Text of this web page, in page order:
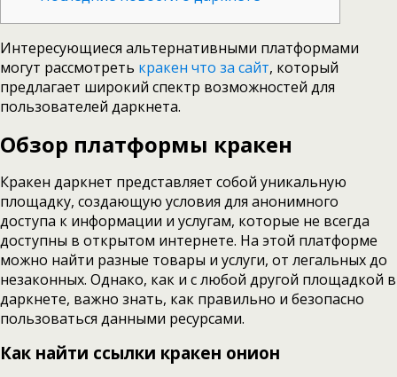
Интересующиеся альтернативными платформами
могут рассмотреть кракен что за сайт, который
предлагает широкий спектр возможностей для
пользователей даркнета.
Обзор платформы кракен
Кракен даркнет представляет собой уникальную
площадку, создающую условия для анонимного
доступа к информации и услугам, которые не всегда
доступны в открытом интернете. На этой платформе
можно найти разные товары и услуги, от легальных до
незаконных. Однако, как и с любой другой площадкой в
даркнете, важно знать, как правильно и безопасно
пользоваться данными ресурсами.
Как найти ссылки кракен онион